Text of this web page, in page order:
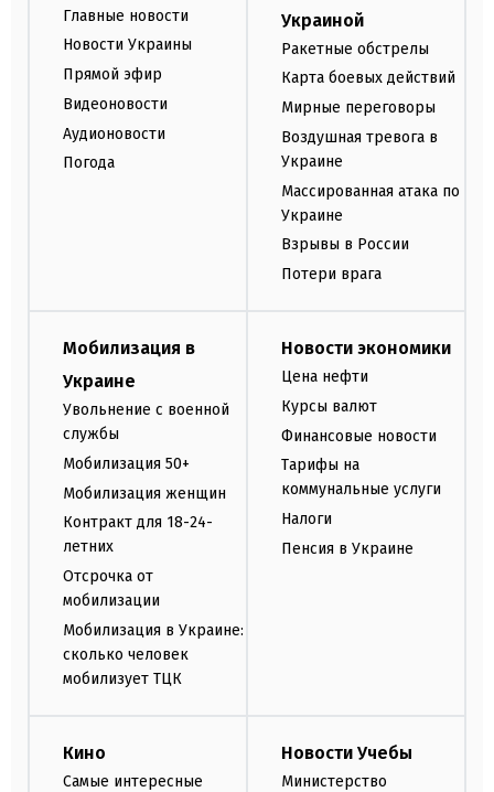
Главные новости
Новости Украины
Прямой эфир
Видеоновости
Аудионовости
Погода
Украиной
Ракетные обстрелы
Карта боевых действий
Мирные переговоры
Воздушная тревога в
Украине
Массированная атака по
Украине
Взрывы в России
Потери врага
Мобилизация в
Украине
Увольнение с военной
службы
Мобилизация 50+
Мобилизация женщин
Контракт для 18-24-
летних
Отсрочка от
мобилизации
Мобилизация в Украине:
сколько человек
мобилизует ТЦК
Новости экономики
Цена нефти
Курсы валют
Финансовые новости
Тарифы на
коммунальные услуги
Налоги
Пенсия в Украине
Кино
Самые интересные
Новости Учебы
Министерство